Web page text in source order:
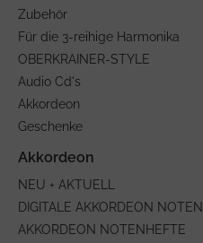
Zubehör
Für die 3-reihige Harmonika
OBERKRAINER-STYLE
Audio Cd's
Akkordeon
Geschenke
NEU + AKTUELL
DIGITALE AKKORDEON NOTEN
AKKORDEON NOTENHEFTE